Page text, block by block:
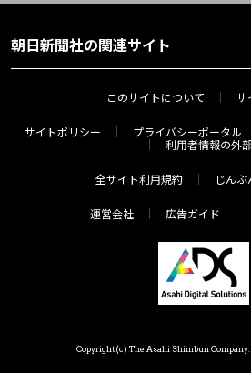
朝日新聞社の関連サイト
このサイトについて サ
サイトポリシー プライバシーポータル
利用者情報の外
全サイト利用規約 じん
運営会社 広告ガイド
Copyright(c) The Asahi Shimbun Company.